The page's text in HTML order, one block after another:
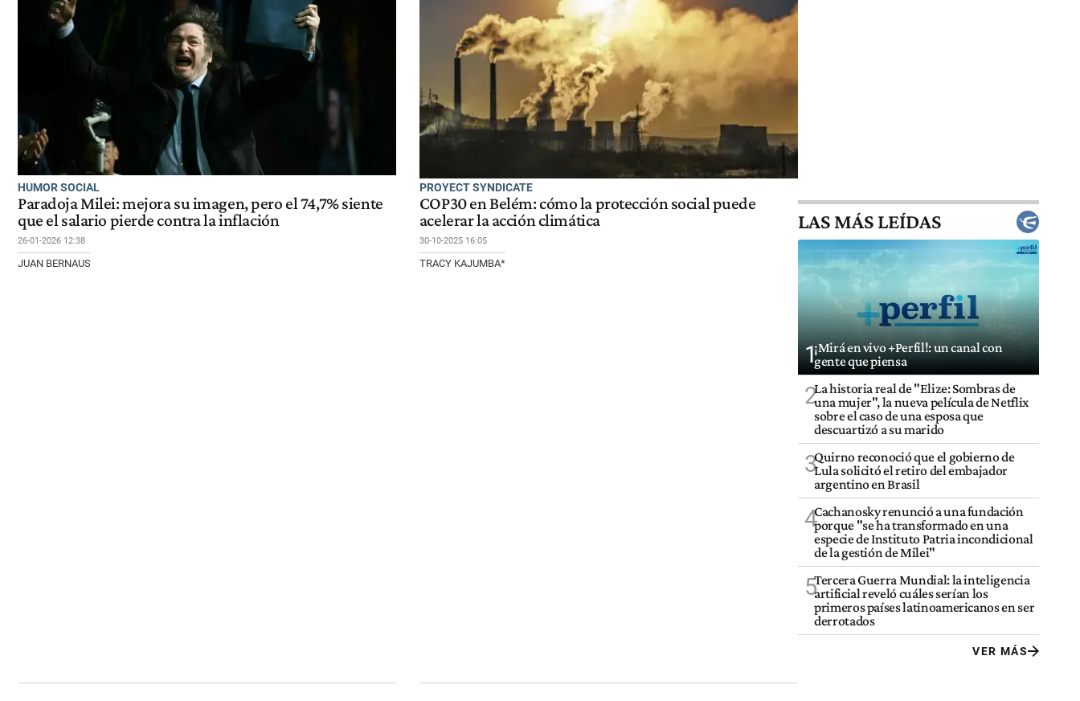
HUMOR SOCIAL
Paradoja Milei: mejora su imagen, pero el 74,7% siente
que el salario pierde contra la inflación
26-01-2026 12:38
JUAN BERNAUS
PROYECT SYNDICATE
COP30 en Belém: cómo la protección social puede
acelerar la acción climática
30-10-2025 16:05
TRACY KAJUMBA*
LAS MÁS LEÍDAS
1¡Mirá en vivo +Perfil!: un canal con
gente que piensa
2La historia real de "Elize: Sombras de
una mujer", la nueva película de Netflix
sobre el caso de una esposa que
descuartizó a su marido
3Quirno reconoció que el gobierno de
Lula solicitó el retiro del embajador
argentino en Brasil
4Cachanosky renunció a una fundación
porque "se ha transformado en una
especie de Instituto Patria incondicional
de la gestión de Milei"
5Tercera Guerra Mundial: la inteligencia
artificial reveló cuáles serían los
primeros países latinoamericanos en ser
derrotados
VER MÁS